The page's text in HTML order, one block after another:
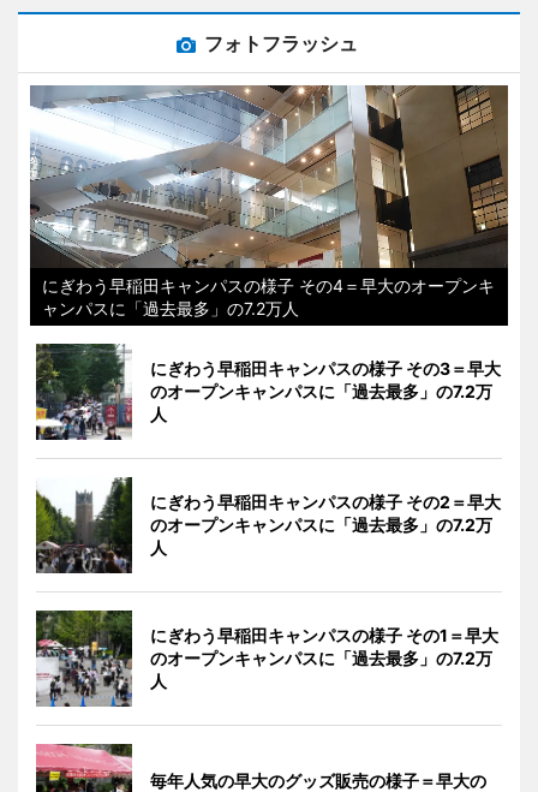
フォトフラッシュ
にぎわう早稲田キャンパスの様子 その4＝早大のオープンキ
ャンパスに「過去最多」の7.2万人
にぎわう早稲田キャンパスの様子 その3＝早大
のオープンキャンパスに「過去最多」の7.2万
人
にぎわう早稲田キャンパスの様子 その2＝早大
のオープンキャンパスに「過去最多」の7.2万
人
にぎわう早稲田キャンパスの様子 その1＝早大
のオープンキャンパスに「過去最多」の7.2万
人
毎年人気の早大のグッズ販売の様子＝早大の